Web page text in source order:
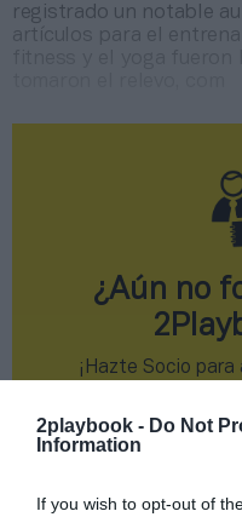
2playbook - Do Not
Information
If you wish to opt-out of
registrado un notable
artículos para el
¿Aún no
¡Hazte Socio